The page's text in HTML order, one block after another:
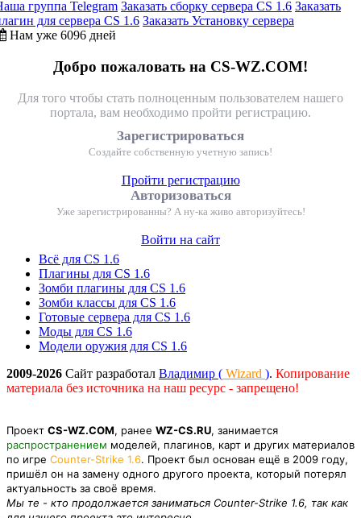
группа Telegram Заказать сборку сервера CS 1.6 Заказать
для сервера CS 1.6 Заказать Установку сервера
Нам уже 6096 дней
Добро пожаловать на CS-WZ.COM!
Для того чтобы стать полноценным пользователем нашего
портала, вам необходимо пройти регистрацию.
Зарегистрироваться
Создайте собственную учетную запись!
Пройти регистрацию
Авторизоваться
Уже зарегистрированны? А ну-ка живо авторизуйтесь!
Войти на сайт
Всё для CS 1.6
Плагины для CS 1.6
Зомби плагины для CS 1.6
Зомби классы для CS 1.6
Готовые сервера для CS 1.6
Моды для CS 1.6
Модели оружия для CS 1.6
2009-2026 Сайт разработал Владимир ( Wizard ). Копирование
материала без источника на наш ресурс - запрещено!
Проект CS-WZ.COM, ранее WZ-CS.RU, занимается
распространением моделей, плагинов, карт и других материалов
по игре Counter-Strike 1.6. Проект был основан ещё в 2009 году,
пришёл он на замену одного другого проекта, который потерял
актуальность за своё время.
Мы те - кто продолжается заниматься Counter-Strike 1.6, так как